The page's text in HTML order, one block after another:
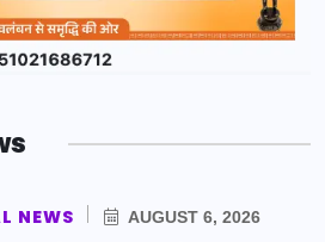
NEWS AUGUST 6, 2026